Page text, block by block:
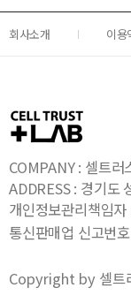
회사소개 이용
COMPANY : 셀트
ADDRESS : 경기도
개인정보관리책임자
통신판매업 신고번
Copyright by 셀트